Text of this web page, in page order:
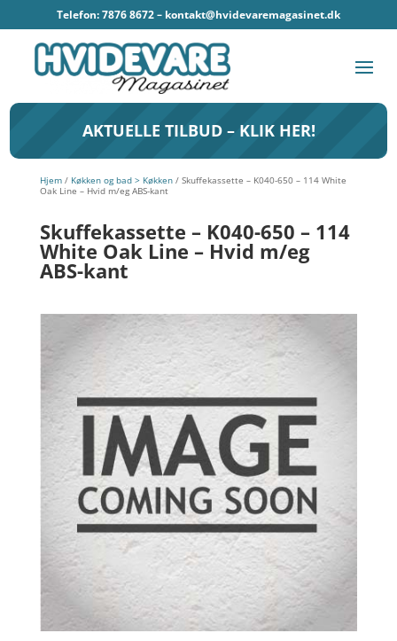
Telefon: 7876 8672 – kontakt@hvidevaremagasinet.dk
AKTUELLE TILBUD – KLIK HER!
Hjem/ Køkken og bad > Køkken/ Skuffekassette – K040-650 – 114 White
Oak Line – Hvid m/eg ABS-kant
Skuffekassette – K040-650 – 114
White Oak Line – Hvid m/eg
ABS-kant